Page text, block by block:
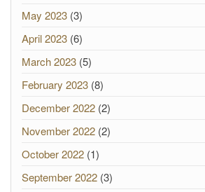
May 2023 (3)
April 2023 (6)
March 2023 (5)
February 2023 (8)
December 2022 (2)
November 2022 (2)
October 2022 (1)
September 2022 (3)